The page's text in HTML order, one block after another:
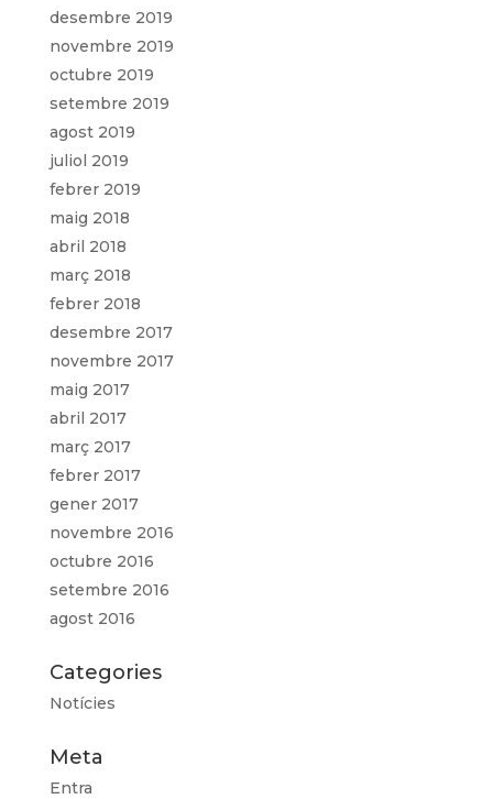
desembre 2019
novembre 2019
octubre 2019
setembre 2019
agost 2019
juliol 2019
febrer 2019
maig 2018
abril 2018
març 2018
febrer 2018
desembre 2017
novembre 2017
maig 2017
abril 2017
març 2017
febrer 2017
gener 2017
novembre 2016
octubre 2016
setembre 2016
agost 2016
Categories
Notícies
Meta
Entra